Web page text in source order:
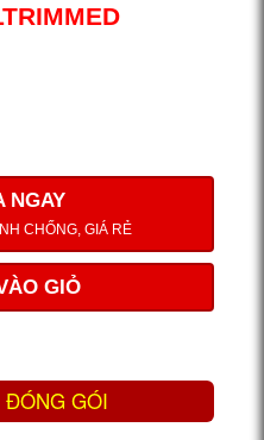
NGAY
CHỐNG, GIÁ RẺ
GIỎ
ĐÓNG GÓI